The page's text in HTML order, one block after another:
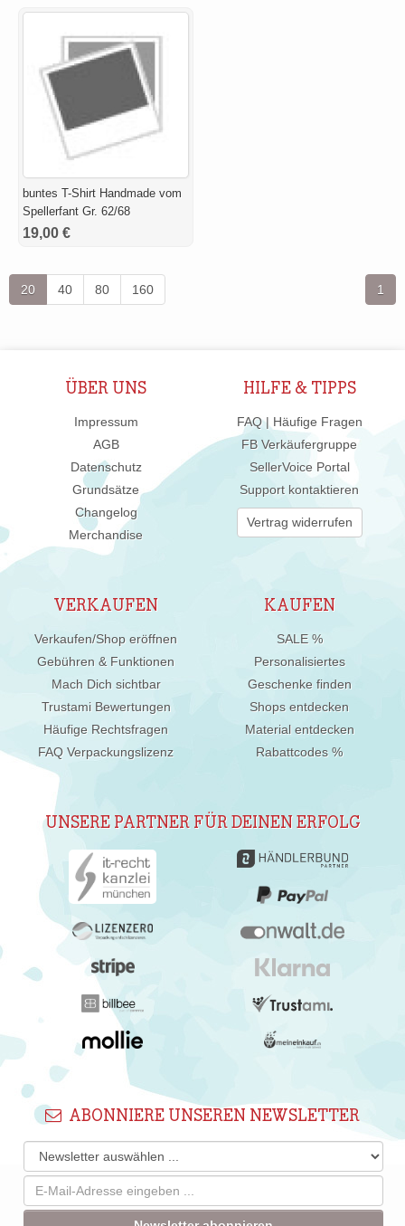
buntes T-Shirt Handmade vom
Spellerfant Gr. 62/68
19,00 €
20 40 80 160 1
ÜBER UNS
Impressum
AGB
Datenschutz
Grundsätze
Changelog
Merchandise
HILFE & TIPPS
FAQ | Häufige Fragen
FB Verkäufergruppe
SellerVoice Portal
Support kontaktieren
Vertrag widerrufen
VERKAUFEN
Verkaufen/Shop eröffnen
Gebühren & Funktionen
Mach Dich sichtbar
Trustami Bewertungen
Häufige Rechtsfragen
FAQ Verpackungslizenz
KAUFEN
SALE %
Personalisiertes
Geschenke finden
Shops entdecken
Material entdecken
Rabattcodes %
UNSERE PARTNER FÜR DEINEN ERFOLG
ABONNIERE UNSEREN NEWSLETTER